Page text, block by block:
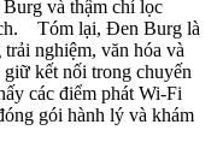
và thậm chí lọc
Tóm lại, Đen Burg là
nghiệm, văn hóa và
kết nối trong chuyến
các điểm phát Wi-Fi
gói hành lý và khám